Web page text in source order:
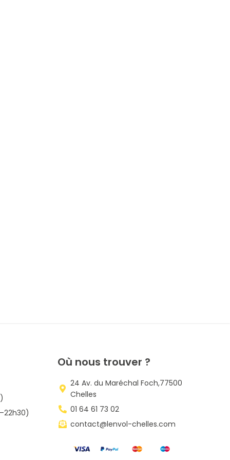
Où nous trouver ?
24 Av. du Maréchal Foch,77500
Chelles
01 64 61 73 02
contact@lenvol-chelles.com